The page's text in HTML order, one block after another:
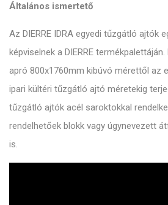
Általános ismertető
Az DIERRE IDRA egyedi tűzgátló ajtók
képviselnek a DIERRE
apró 800x1760mm kibúvó mérettől az
ipari kültéri tűzgátló ajtó méretekig
tűzgátló ajtók acél saroktokkal
rendelhetőek blokk vagy úgynevezett
is.